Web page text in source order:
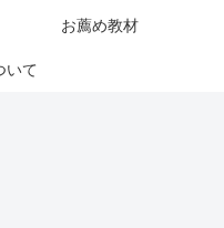
お薦め教材
いて